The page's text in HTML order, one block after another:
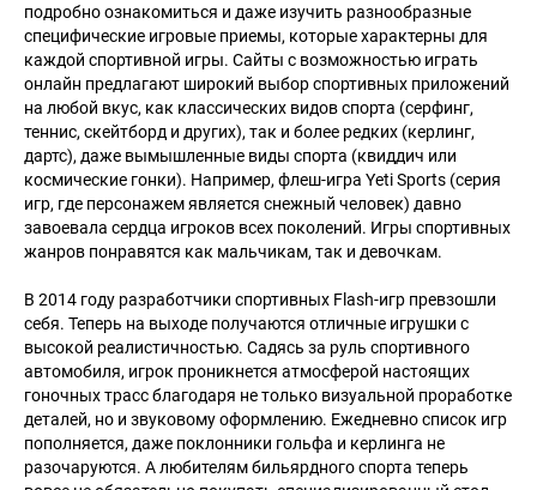
подробно ознакомиться и даже изучить разнообразные
специфические игровые приемы, которые характерны для
каждой спортивной игры. Сайты с возможностью играть
онлайн предлагают широкий выбор спортивных приложений
на любой вкус, как классических видов спорта (серфинг,
теннис, скейтборд и других), так и более редких (керлинг,
дартс), даже вымышленные виды спорта (квиддич или
космические гонки). Например, флеш-игра Yeti Sports (серия
игр, где персонажем является снежный человек) давно
завоевала сердца игроков всех поколений. Игры спортивных
жанров понравятся как мальчикам, так и девочкам.
В 2014 году разработчики спортивных Flash-игр превзошли
себя. Теперь на выходе получаются отличные игрушки с
высокой реалистичностью. Садясь за руль спортивного
автомобиля, игрок проникнется атмосферой настоящих
гоночных трасс благодаря не только визуальной проработке
деталей, но и звуковому оформлению. Ежедневно список игр
пополняется, даже поклонники гольфа и керлинга не
разочаруются. А любителям бильярдного спорта теперь